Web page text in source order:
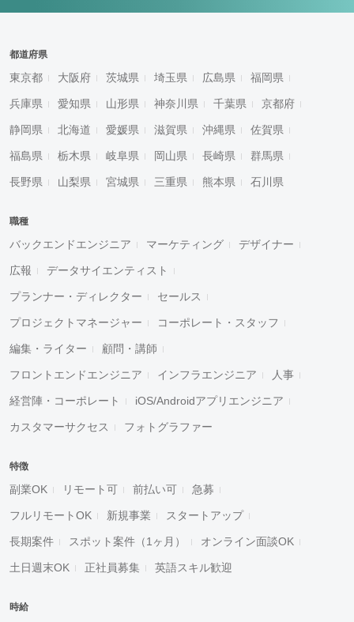
都道府県
東京都 大阪府 茨城県 埼玉県 広島県 福岡県
兵庫県 愛知県 山形県 神奈川県 千葉県 京都府
静岡県 北海道 愛媛県 滋賀県 沖縄県 佐賀県
福島県 栃木県 岐阜県 岡山県 長崎県 群馬県
長野県 山梨県 宮城県 三重県 熊本県 石川県
職種
バックエンドエンジニア マーケティング デザイナー
広報 データサイエンティスト
プランナー・ディレクター セールス
プロジェクトマネージャー コーポレート・スタッフ
編集・ライター 顧問・講師
フロントエンドエンジニア インフラエンジニア 人事
経営陣・コーポレート iOS/Androidアプリエンジニア
カスタマーサクセス フォトグラファー
特徴
副業OK リモート可 前払い可 急募
フルリモートOK 新規事業 スタートアップ
長期案件 スポット案件（1ヶ月） オンライン面談OK
土日週末OK 正社員募集 英語スキル歓迎
時給